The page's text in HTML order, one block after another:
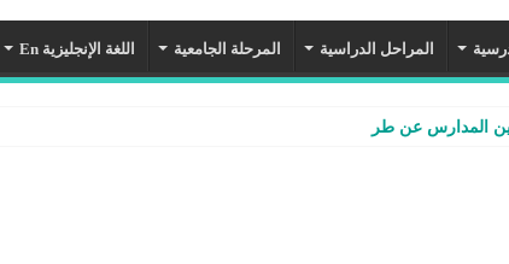
المراحل الدراسية المرحلة الجامعية اللغة الإنجليزية En
المدارس عن طريق نظام نور – شرح وفيديو